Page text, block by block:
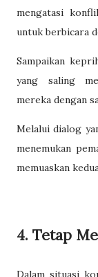
mengatasi
untuk berbicara
Sampaikan
yang saling
mereka dengan
Melalui dialog
menemukan
memuaskan
4. Tetap
Dalam situasi